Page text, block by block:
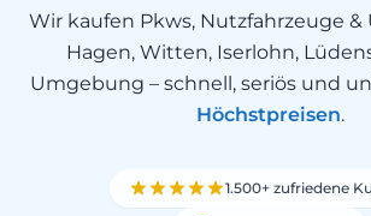
Wir kaufen Pkws, Nutzfahrzeuge &
Hagen, Witten, Iserlohn,
Umgebung – schnell, seriös und
Höchstpreisen.
1.500+ zufriedene